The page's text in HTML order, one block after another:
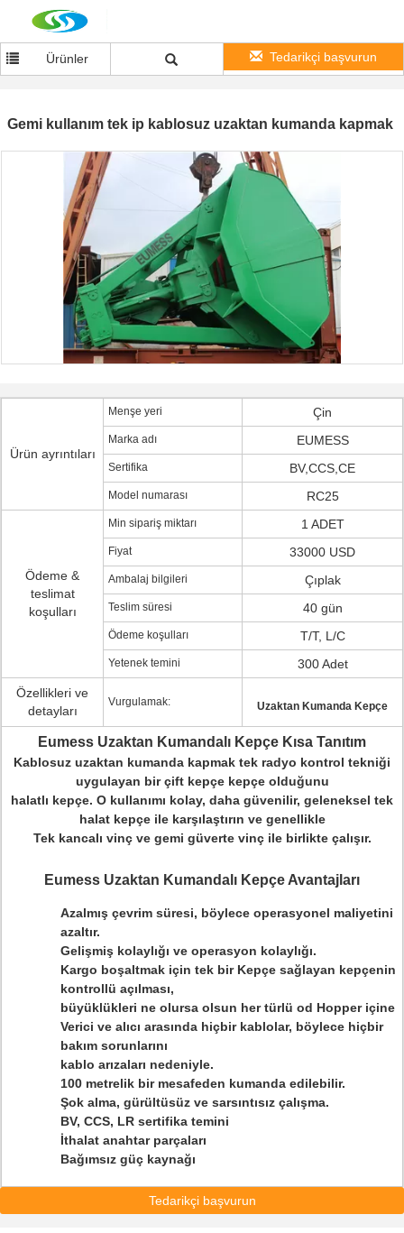
Ürünler Tedarikçi başvurun
Gemi kullanım tek ip kablosuz uzaktan kumanda kapmak
Ürün ayrıntıları
Menşe yeri Çin
Marka adı EUMESS
Sertifika BV,CCS,CE
Model numarası RC25
Ödeme &
teslimat
koşulları
Min sipariş miktarı 1 ADET
Fiyat 33000 USD
Ambalaj bilgileri Çıplak
Teslim süresi 40 gün
Ödeme koşulları T/T, L/C
Yetenek temini
300 Adet
Özellikleri ve
detayları
Vurgulamak: Uzaktan Kumanda Kepçe
Eumess Uzaktan Kumandalı Kepçe Kısa Tanıtım
Kablosuz uzaktan kumanda kapmak tek radyo kontrol tekniği
uygulayan bir çift kepçe kepçe olduğunu
halatlı kepçe. O kullanımı kolay, daha güvenilir, geleneksel tek
halat kepçe ile karşılaştırın ve genellikle
Tek kancalı vinç ve gemi güverte vinç ile birlikte çalışır.
Eumess Uzaktan Kumandalı Kepçe Avantajları
Azalmış çevrim süresi, böylece operasyonel maliyetini
azaltır.
Gelişmiş kolaylığı ve operasyon kolaylığı.
Kargo boşaltmak için tek bir Kepçe sağlayan kepçenin
kontrollü açılması,
büyüklükleri ne olursa olsun her türlü od Hopper içine
Verici ve alıcı arasında hiçbir kablolar, böylece hiçbir
bakım sorunlarını
kablo arızaları nedeniyle.
100 metrelik bir mesafeden kumanda edilebilir.
Şok alma, gürültüsüz ve sarsıntısız çalışma.
BV, CCS, LR sertifika temini
İthalat anahtar parçaları
Bağımsız güç kaynağı
Tedarikçi başvurun